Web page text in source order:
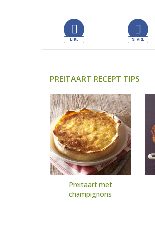
PREITAART RECEPT TIPS
Preitaart met
champignons